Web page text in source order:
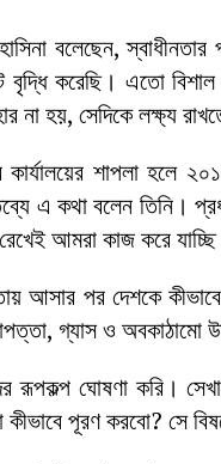
জাল দলিলে নামজারি ॥
বলেছেন,
করেছি। এতো
না হয়, সেদিকে লক্ষ্য
কার্যালয়ের শাপলা হলে
এ কথা বলেন তিনি।
আমরা কাজ করে
আসার পর দেশকে
গ্যাস ও
রূপকল্প ঘোষণা করি।
কীভাবে পূরণ করবো? সে